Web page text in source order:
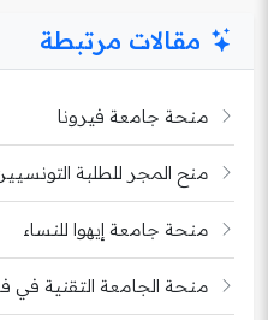
مقالات مرتبطة
منحة جامعة فيرونا
منح المجر للطلبة
منحة جامعة إيهوا للنساء
منحة الجامعة التقنية في